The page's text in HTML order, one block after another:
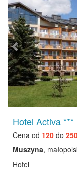
Hotel Activa ***
Cena od 120 do
Muszyna,
Hotel